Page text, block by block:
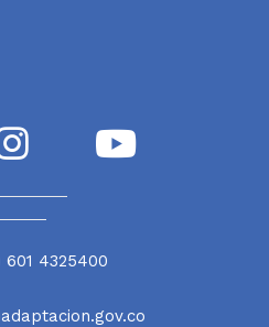
4325400